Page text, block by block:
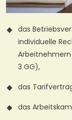
das
individuelle
3 GG),
das
das